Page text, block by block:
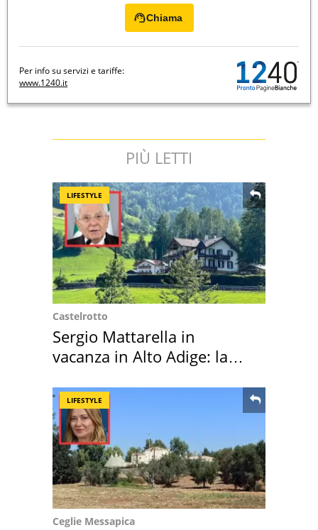
Chiama
Per info su servizi e tariffe:
www.1240.it
PIÙ LETTI
LIFESTYLE
Castelrotto
Sergio Mattarella in
vacanza in Alto Adige: la
LIFESTYLE
Ceglie Messapica